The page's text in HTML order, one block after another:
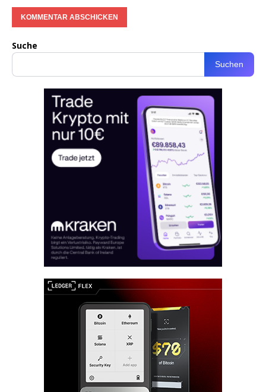
Suche
Suchen